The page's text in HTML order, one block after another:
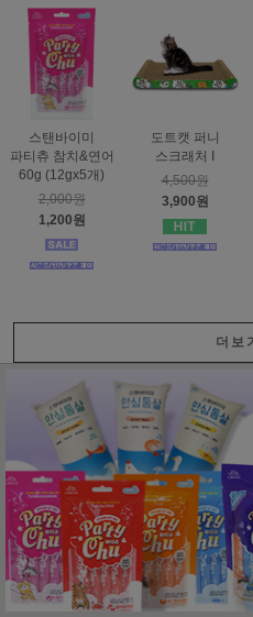
스탠바이미
파티츄 참치&연어
60g (12gx5개)
2,000원
1,200원
도트캣 퍼니
스크래처 I
4,500원
3,900원
더보기